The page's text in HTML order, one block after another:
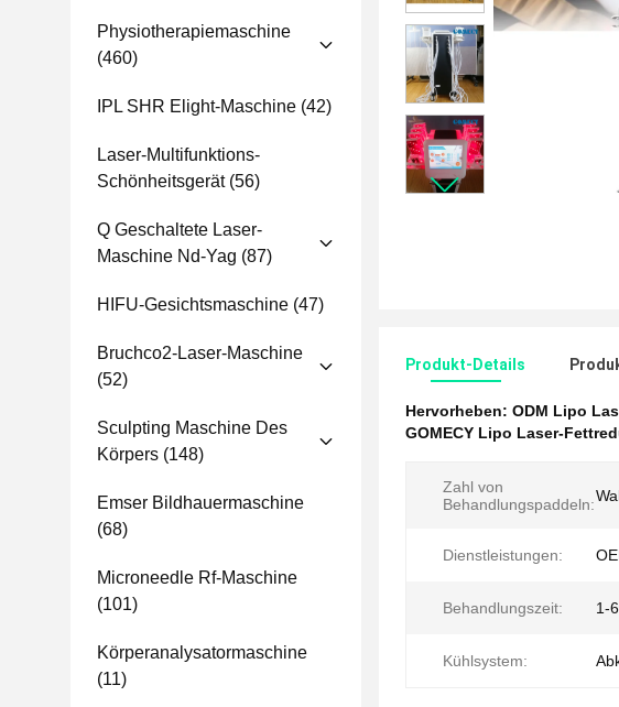
Physiotherapiemaschine
(460)
IPL SHR Elight-Maschine (42)
Laser-Multifunktions-
Schönheitsgerät(56)
Q Geschaltete Laser-
Maschine Nd-Yag (87)
HIFU-Gesichtsmaschine (47)
Bruchco2-Laser-Maschine
(52)
Sculpting Maschine Des
Körpers (148)
Emser Bildhauermaschine
(68)
Microneedle Rf-Maschine
(101)
Körperanalysatormaschine
(11)
Produkt-Details
Hervorheben: ODM Lipo
GOMECY Lipo Laser-
Zahl von
Behandlungspaddeln:
Dienstleistungen:
Behandlungszeit: 1-
Kühlsystem: